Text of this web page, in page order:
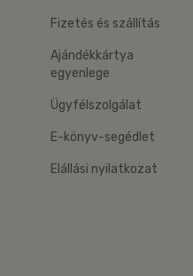
Fizetés és szállítás
Ajándékkártya
egyenlege
Ügyfélszolgálat
E-könyv-segédlet
Elállási nyilatkozat